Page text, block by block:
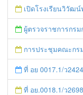
เปิดโรงเรียนวิวัฒน์พลเมืองฝ่ายปกครอง ณ
ผู้ตรวจราชการกรมการพัฒนาชุมชน คัดเลือกข้าราชการแ
การประชุมคณะกรมการจังหวัด/หน
ที่ อย 0017.1/ว2424 ลว.5 มิถุนายน 2558 เรื่อง แจ้งกำหนดตรวจประเมินและให้คะแนนหน่วยงานที่สมั
ที่ อย.0018.1/ว2698 ลว. 19 มิ.ย